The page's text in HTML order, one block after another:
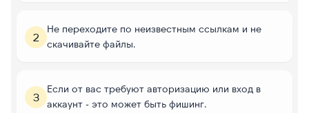
2
Не переходите по неизвестным ссылкам и не
скачивайте файлы.
3
Если от вас требуют авторизацию или вход в
аккаунт - это может быть фишинг.